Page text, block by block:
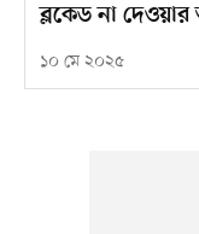
ব্লকেড না
১০ মে ২০২৫